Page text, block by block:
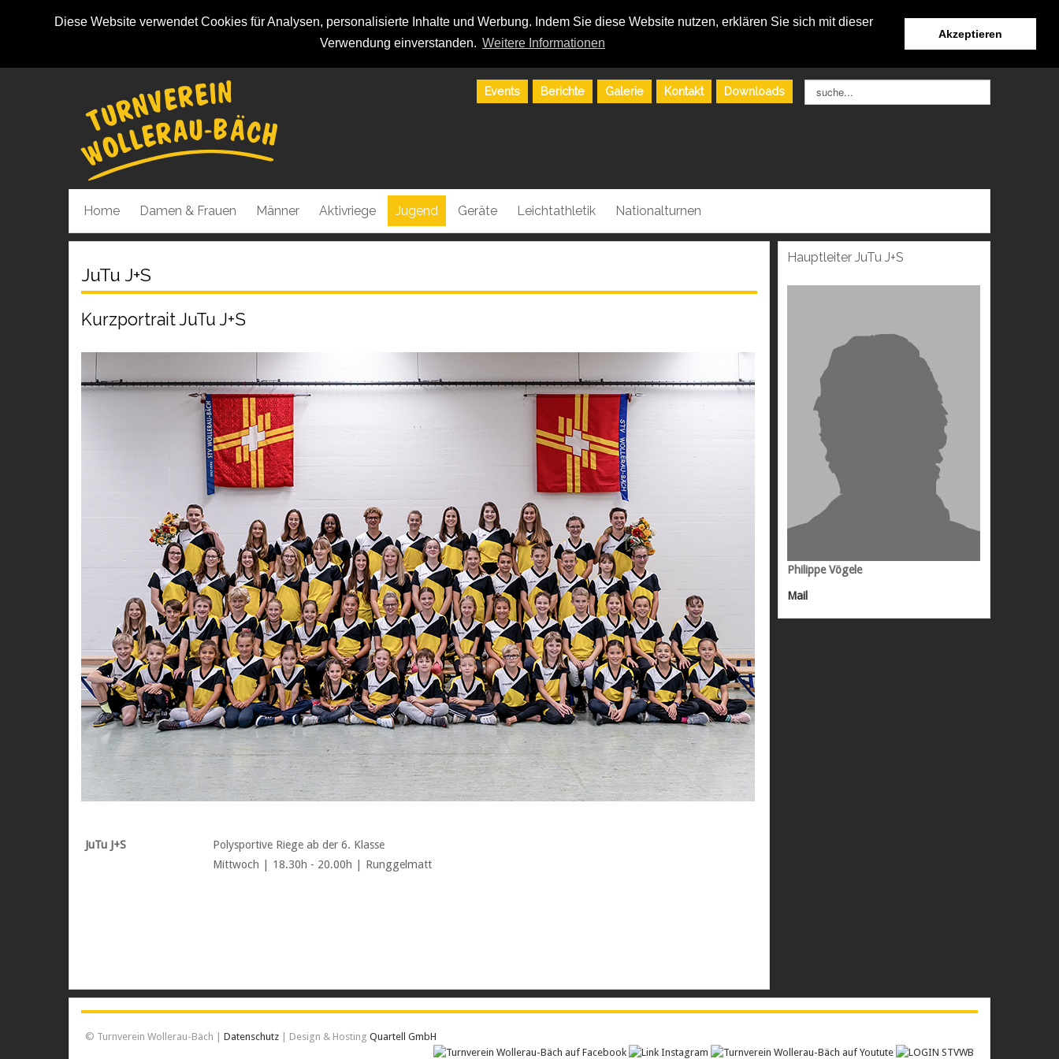
Diese Website verwendet Cookies für Analysen, personalisierte Inhalte und Werbung. Indem Sie diese Website nutzen, erklären Sie sich mit dieser
Verwendung einverstanden. Weitere Informationen
Akzeptieren
Events Berichte Galerie Kontakt Downloads
Suchen
...
Home Damen & Frauen Männer Aktivriege Jugend Geräte Leichtathletik Nationalturnen
JuTu J+S
Kurzportrait JuTu J+S
JuTu J+S
Polysportive Riege ab der 6. Klasse
Mittwoch | 18.30h - 20.00h | Runggelmatt
HauptleiterJuTu J+S
Philippe Vögele
Mail
© Turnverein Wollerau-Bäch | Datenschutz | Design & Hosting Quartell GmbH